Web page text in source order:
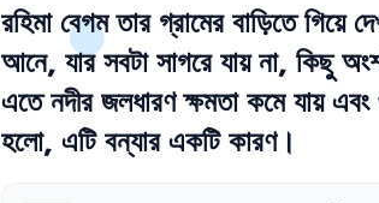
রহিমা বেগম তার গ্রামের বাড়িতে গিয়ে
আনে, যার সবটা সাগরে যায় না, কিছু
এতে নদীর জলধারণ ক্ষমতা কমে যায় এবং
হলো, এটি বন্যার একটি কারণ।